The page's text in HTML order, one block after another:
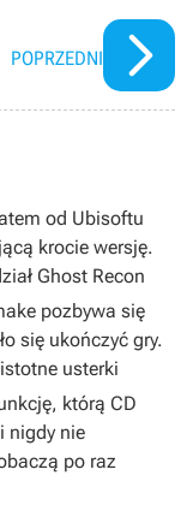
POPRZEDNI
od Ubisoftu
krocie wersję.
Ghost Recon
pozbywa się
się ukończyć gry.
usterki
którą CD
nigdy nie
po raz